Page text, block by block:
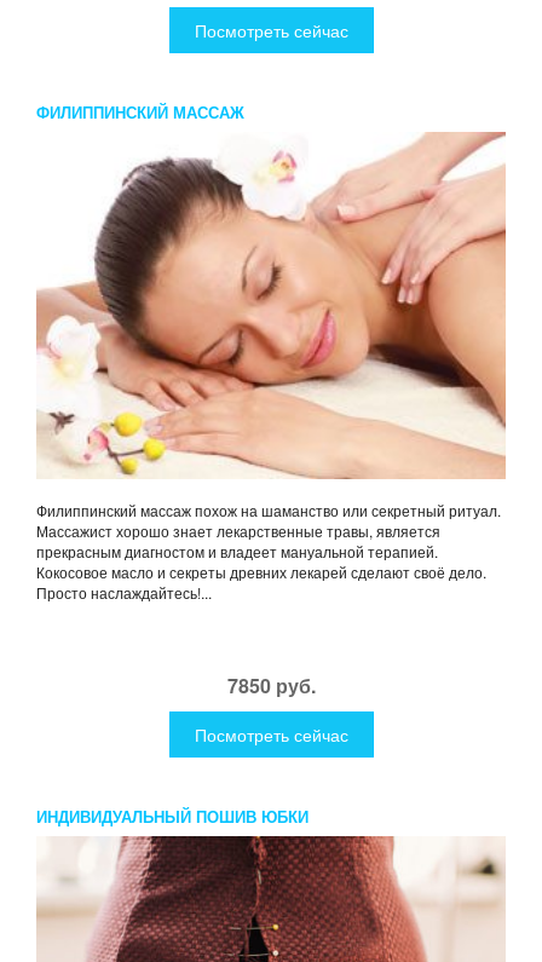
Посмотреть сейчас
ФИЛИППИНСКИЙ МАССАЖ
Филиппинский массаж похож на шаманство или секретный ритуал.
Массажист хорошо знает лекарственные травы, является
прекрасным диагностом и владеет мануальной терапией.
Кокосовое масло и секреты древних лекарей сделают своё дело.
Просто наслаждайтесь!...
7850 руб.
Посмотреть сейчас
ИНДИВИДУАЛЬНЫЙ ПОШИВ ЮБКИ